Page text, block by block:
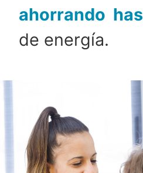
ahorrando
de energía.